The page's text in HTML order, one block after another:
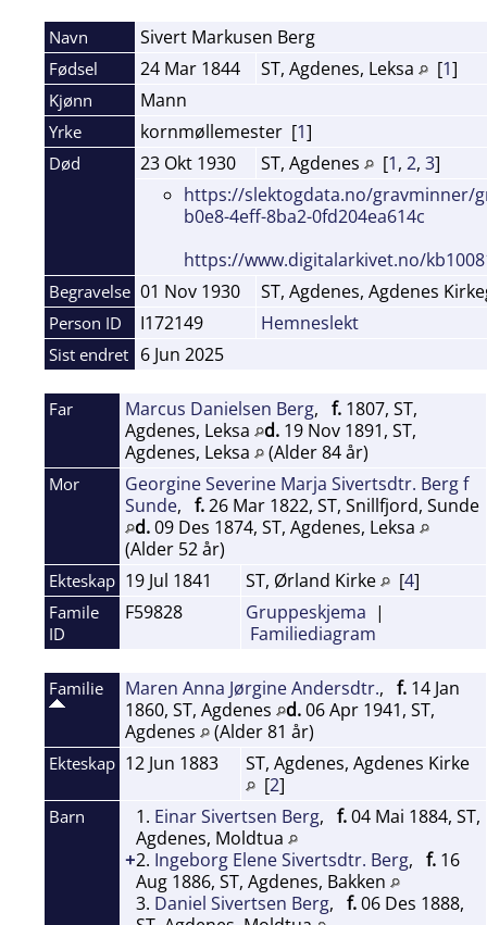
Navn Sivert Markusen Berg
Fødsel 24 Mar 1844 ST, Agdenes, Leksa [1]
Kjønn Mann
Yrke kornmøllemester [1]
Død 23 Okt 1930 ST, Agdenes [1, 2, 3]
https://slektogdata.no/gravminner/
b0e8-4eff-8ba2-0fd204ea614c
https://www.digitalarkivet.no/
Begravelse 01 Nov 1930 ST, Agdenes, Agdenes
Person ID I172149 Hemneslekt
Sist endret 6 Jun 2025
Far Marcus Danielsen Berg, f. 1807, ST,
Agdenes, Leksa
d. 19 Nov 1891, ST,
Agdenes, Leksa
(Alder 84 år)
Mor
Georgine Severine Marja Sivertsdtr. Berg f
Sunde, f.26 Mar 1822, ST, Snillfjord, Sunde
d.09 Des 1874, ST, Agdenes, Leksa
(Alder 52 år)
Ekteskap 19 Jul 1841 ST, Ørland Kirke [4]
Famile
ID
F59828 Gruppeskjema |
Familiediagram
Familie Maren Anna Jørgine Andersdtr., f. 14 Jan
1860, ST, Agdenes
d.06 Apr 1941, ST,
Agdenes
(Alder 81 år)
Ekteskap 12 Jun 1883
ST, Agdenes, Agdenes Kirke
[2]
Barn 1. Einar Sivertsen Berg, f.04 Mai 1884, ST,
Agdenes, Moldtua
+2. Ingeborg Elene Sivertsdtr. Berg, f. 16
Aug 1886, ST, Agdenes, Bakken
3. Daniel Sivertsen Berg, f.06 Des 1888,